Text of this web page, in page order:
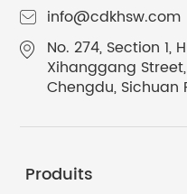
info@cdkhsw.com
No. 274, Section 1,
Xihanggang
Chengdu, Sichuan
Produits